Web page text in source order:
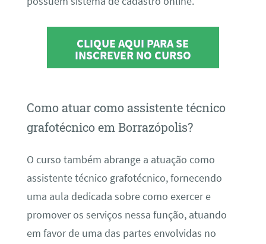
CLIQUE AQUI PARA SE
INSCREVER NO CURSO
Como atuar como assistente técnico
grafotécnico em Borrazópolis?
O curso também abrange a atuação como
assistente técnico grafotécnico, fornecendo
uma aula dedicada sobre como exercer e
promover os serviços nessa função, atuando
em favor de uma das partes envolvidas no